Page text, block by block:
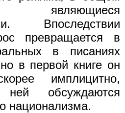
являющиеся
Впоследствии
превращается в
в писаниях
в первой книге он
имплицитно,
обсуждаются
национализма.